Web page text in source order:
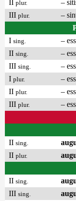
plur.
–
III plur.
–
I sing.
–
II sing.
–
III sing.
–
I plur.
–
II plur.
–
III plur.
–
II sing.
II plur.
II sing.
III sing.